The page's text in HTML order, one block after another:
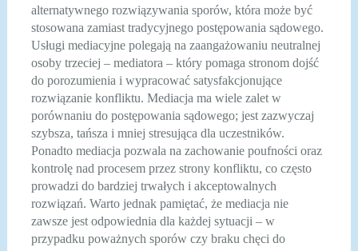
alternatywnego rozwiązywania sporów, która może być
stosowana zamiast tradycyjnego postępowania sądowego.
Usługi mediacyjne polegają na zaangażowaniu neutralnej
osoby trzeciej – mediatora – który pomaga stronom dojść
do porozumienia i wypracować satysfakcjonujące
rozwiązanie konfliktu. Mediacja ma wiele zalet w
porównaniu do postępowania sądowego; jest zazwyczaj
szybsza, tańsza i mniej stresująca dla uczestników.
Ponadto mediacja pozwala na zachowanie poufności oraz
kontrolę nad procesem przez strony konfliktu, co często
prowadzi do bardziej trwałych i akceptowalnych
rozwiązań. Warto jednak pamiętać, że mediacja nie
zawsze jest odpowiednia dla każdej sytuacji – w
przypadku poważnych sporów czy braku chęci do